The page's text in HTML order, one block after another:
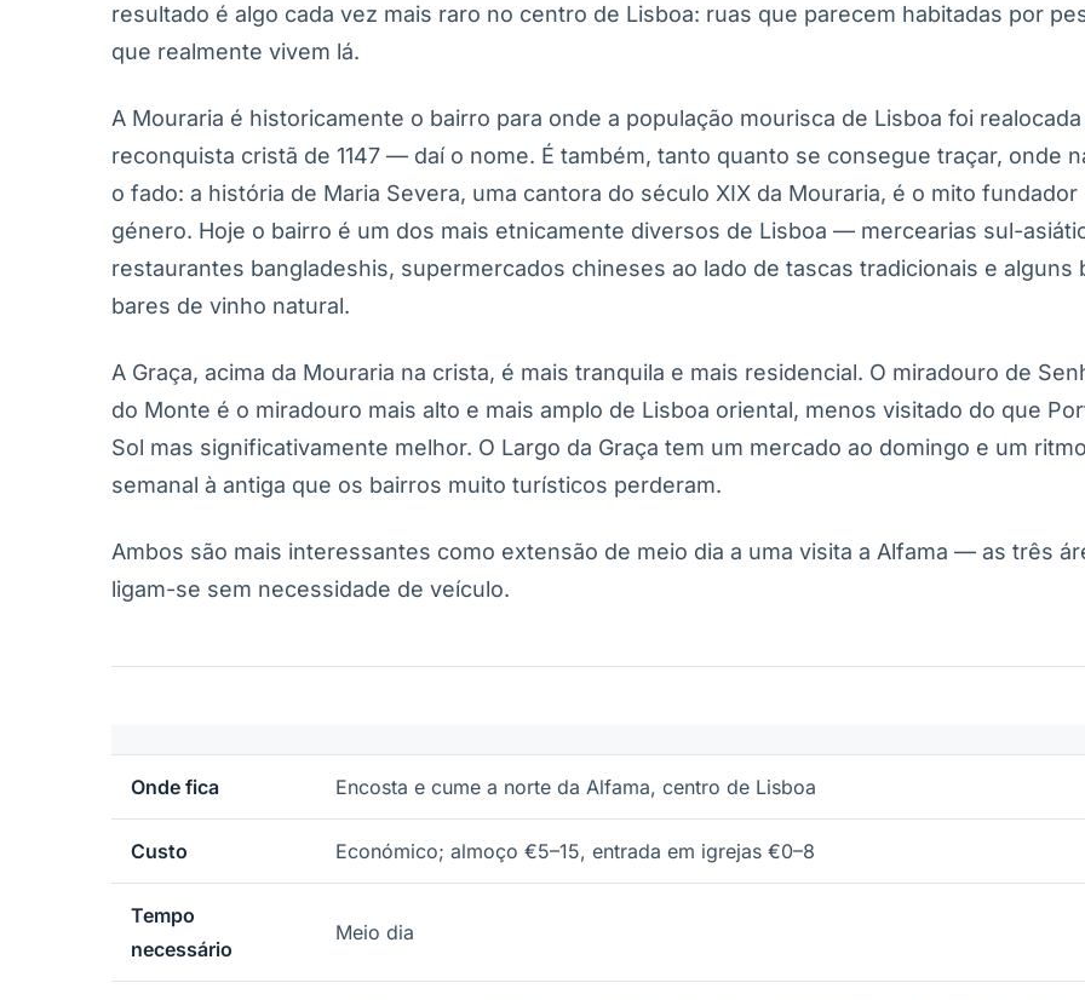
resultado é algo cada vez mais raro no centro de Lisboa: ruas que parecem habitadas por
que realmente vivem lá.
A Mouraria é historicamente o bairro para onde a população mourisca de Lisboa foi
reconquista cristã de 1147 — daí o nome. É também, tanto quanto se consegue traçar, onde
o fado: a história de Maria Severa, uma cantora do século XIX da Mouraria, é o mito fundador
género. Hoje o bairro é um dos mais etnicamente diversos de Lisboa — mercearias sul-
restaurantes bangladeshis, supermercados chineses ao lado de tascas tradicionais e alguns
bares de vinho natural.
A Graça, acima da Mouraria na crista, é mais tranquila e mais residencial. O miradouro de
do Monte é o miradouro mais alto e mais amplo de Lisboa oriental, menos visitado do que
Sol mas significativamente melhor. O Largo da Graça tem um mercado ao domingo e um
semanal à antiga que os bairros muito turísticos perderam.
Ambos são mais interessantes como extensão de meio dia a uma visita a Alfama — as três
ligam-se sem necessidade de veículo.
Onde fica Encosta e cume a norte da Alfama, centro de Lisboa
Custo Económico; almoço €5–15, entrada em igrejas €0–8
Tempo
necessário
Meio dia